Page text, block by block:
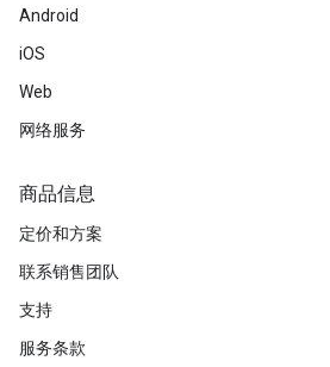
Android
iOS
Web
网络服务
商品信息
定价和方案
联系销售团队
支持
服务条款